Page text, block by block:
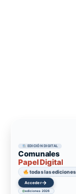
EDICIÓN DIGITAL
Comunales
Papel Digital
todas las ediciones
Acceder→
ediciones 2026